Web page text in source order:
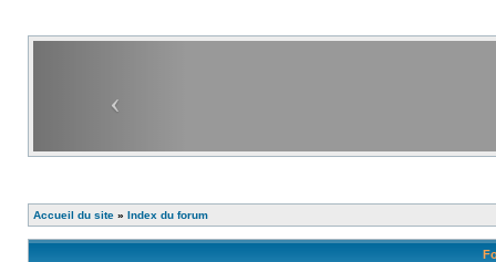
Accueil du site » Index du forum